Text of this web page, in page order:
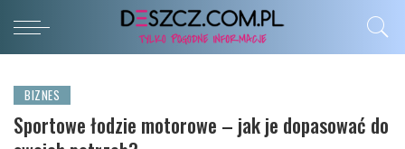
BIZNES
Sportowe łodzie motorowe – jak je dopasować do